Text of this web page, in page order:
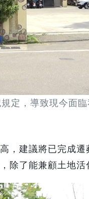
定，導致現今面
，建議將已完成
除了能兼顧土地